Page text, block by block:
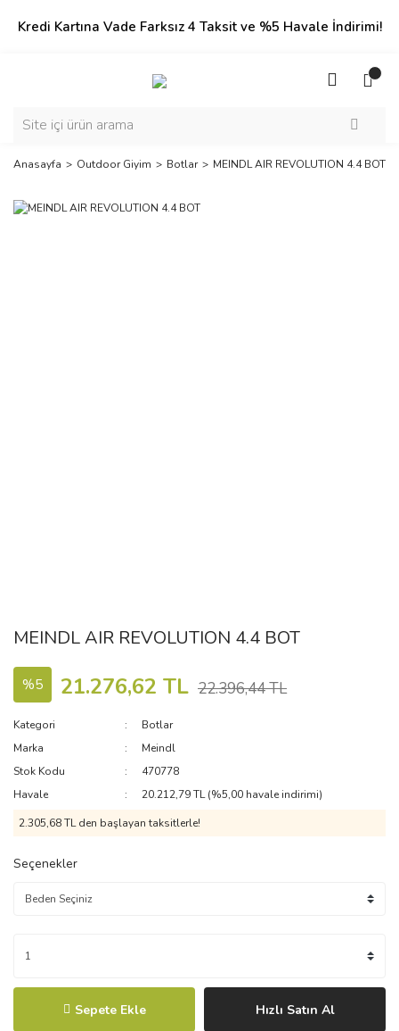
Kredi Kartına Vade Farksız 4 Taksit ve %5 Havale İndirimi!
Anasayfa Outdoor Giyim Botlar MEINDL AIR REVOLUTION 4.4 BOT
MEINDL AIR REVOLUTION 4.4 BOT
%5 21.276,62 TL 22.396,44 TL
Kategori
Botlar
Marka
Meindl
Stok Kodu
470778
Havale
20.212,79 TL (%5,00 havale indirimi)
2.305,68 TL den başlayan taksitlerle!
Seçenekler
Sepete Ekle Hızlı Satın Al